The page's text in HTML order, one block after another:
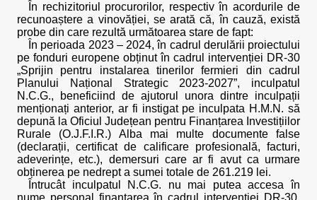
În rechizitoriul procurorilor, respectiv în acordurile de
recunoaștere a vinovăției, se arată că, în cauză, există
probe din care rezultă următoarea stare de fapt:
În perioada 2023 – 2024, în cadrul derulării proiectului
pe fonduri europene obținut în cadrul intervenției DR-30
„Sprijin pentru instalarea tinerilor fermieri din cadrul
Planului Național Strategic 2023-2027”, inculpatul
N.C.G., beneficiind de ajutorul unora dintre inculpații
menționați anterior, ar fi instigat pe inculpata H.M.N. să
depună la Oficiul Județean pentru Finanțarea Investițiilor
Rurale (O.J.F.I.R.) Alba mai multe documente false
(declarații, certificat de calificare profesională, facturi,
adeverințe, etc.), demersuri care ar fi avut ca urmare
obținerea pe nedrept a sumei totale de 261.219 lei.
Întrucât inculpatul N.C.G. nu mai putea accesa în
nume personal finanțarea în cadrul intervenției DR-30,